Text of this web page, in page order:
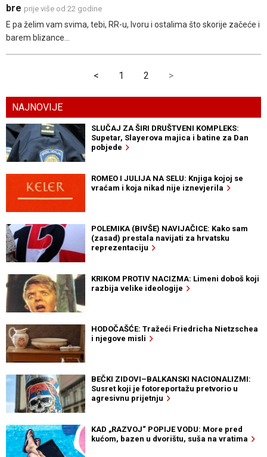
bre prije više od 22 godine
E pa želim vam svima, tebi, RR-u, Ivoru i ostalima što skorije začeće i
barem blizance...
< 1 2 >
NAJNOVIJE
SLUČAJ ZA ŠIRI DRUŠTVENI KOMPLEKS:
Supetar, Slayerova majica i batine za Dan
pobjede
ROMEO I JULIJA NA SELU: Knjiga kojoj se
vraćam i koja nikad nije iznevjerila
POLEMIKA (BIVŠE) NAVIJAČICE: Kako sam
(zasad) prestala navijati za hrvatsku
reprezentaciju
KRIKOM PROTIV NACIZMA: Limeni doboš koji
razbija velike ideologije
HODOČAŠĆE: Tražeći Friedricha Nietzschea
i njegove misli
BEČKI ZIDOVI–BALKANSKI NACIONALIZMI:
Susret koji je fotoreportažu pretvorio u
agresivnu prijetnju
KAD „RAZVOJ“ POPIJE VODU: More pred
kućom, bazen u dvorištu, suša na vratima